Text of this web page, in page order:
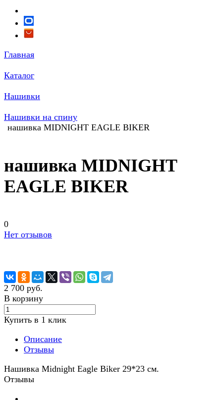
Главная
Каталог
Нашивки
Нашивки на спину
нашивка MIDNIGHT EAGLE BIKER
нашивка MIDNIGHT
EAGLE BIKER
0
Нет отзывов
2 700 руб.
В корзину
Купить в 1 клик
Описание
Отзывы
Нашивка Midnight Eagle Biker 29*23 см.
Отзывы